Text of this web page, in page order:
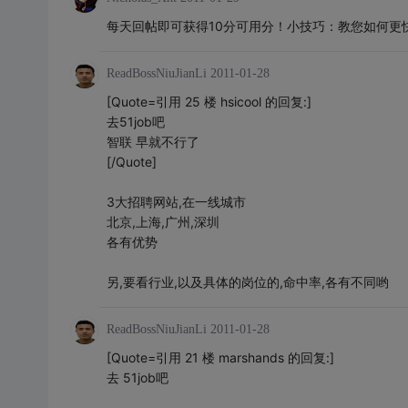
每天回帖即可获得10分可用分！小技巧：教您如何更
ReadBossNiuJianLi 2011-01-28
[Quote=引用 25 楼 hsicool 的回复:]
去51job吧
智联 早就不行了
[/Quote]
3大招聘网站,在一线城市
北京,上海,广州,深圳
各有优势
另,要看行业,以及具体的岗位的,命中率,各有不同哟
ReadBossNiuJianLi 2011-01-28
[Quote=引用 21 楼 marshands 的回复:]
去 51job吧